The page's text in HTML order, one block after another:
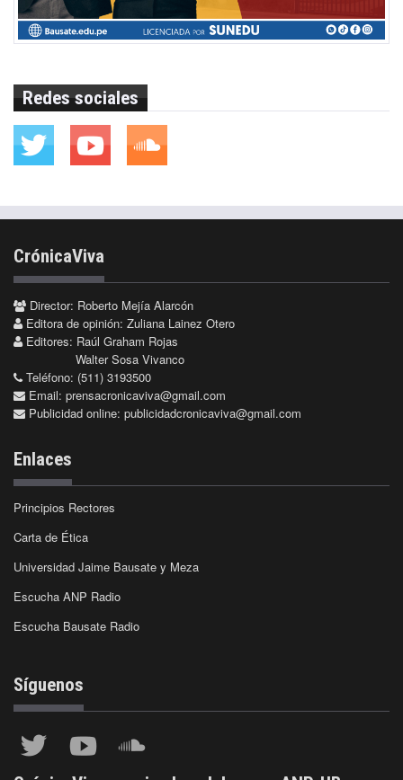
Redes sociales
CrónicaViva
Director: Roberto Mejía Alarcón
Editora de opinión: Zuliana Lainez Otero
Editores: Raúl Graham Rojas
Walter Sosa Vivanco
Teléfono: (511) 3193500
Email: prensacronicaviva@gmail.com
Publicidad online: publicidadcronicaviva@gmail.com
Enlaces
Principios Rectores
Carta de Ética
Universidad Jaime Bausate y Meza
Escucha ANP Radio
Escucha Bausate Radio
Síguenos